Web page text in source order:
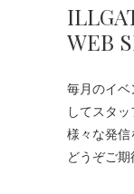
WEB
毎月のイベント情報やアイテムの新着情報、そ
してスタッ
様々な発信
どうぞご